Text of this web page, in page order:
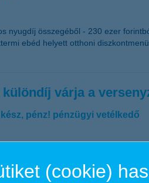
nyugdíj összegéből - 230 ezer
ebéd helyett otthoni
várja a
pénz! pénzügyi vetélkedő
iskolából mintegy 90 ezer
A vetélkedőben nemcsak a
(cookie)